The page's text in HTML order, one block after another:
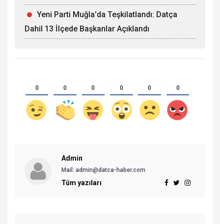
Yeni Parti Muğla'da Teşkilatlandı: Datça
Dahil 13 İlçede Başkanlar Açıklandı
0 0 0 0 0 0
Admin
Mail: admin@datca-haber.com
Tüm yazıları